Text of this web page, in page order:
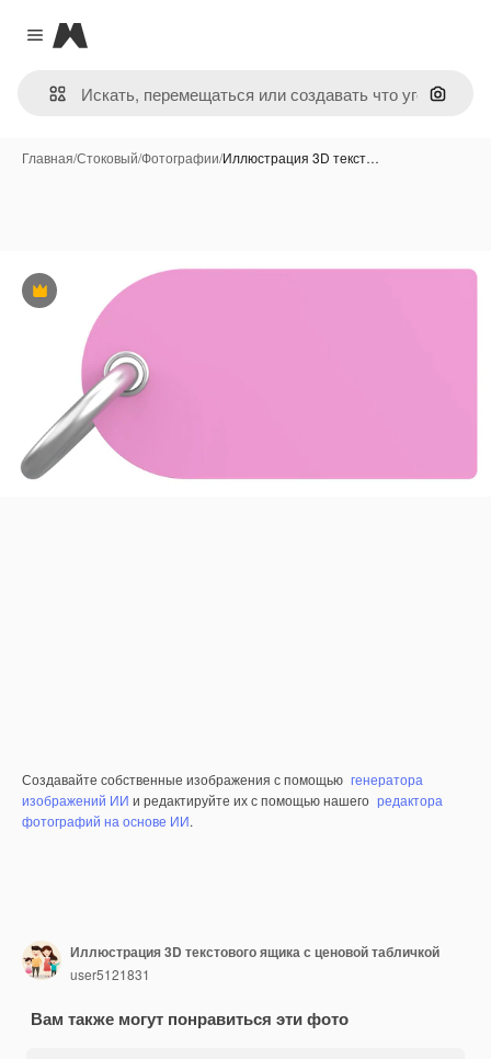
Close menu
Magnific
Поиск
Главная/Стоковый/Фотографии/Иллюстрация 3D текст…
Премиум
Создавайте собственные изображения с помощью генератора
изображений ИИ и редактируйте их с помощью нашего редактора
фотографий на основе ИИ.
Иллюстрация 3D текстового ящика с ценовой табличкой
user5121831
Вам также могут понравиться эти фото